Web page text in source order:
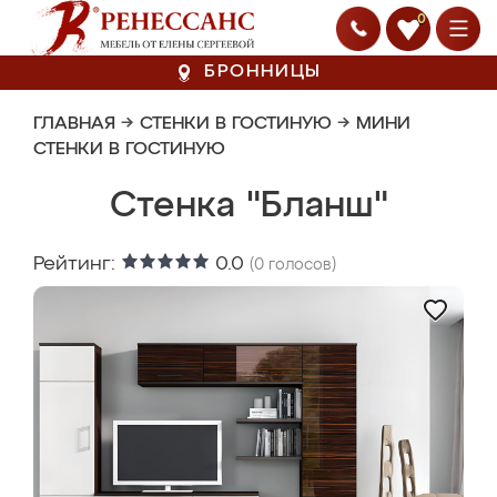
0
БРОННИЦЫ
ГЛАВНАЯ → СТЕНКИ В ГОСТИНУЮ → МИНИ
СТЕНКИ В ГОСТИНУЮ
Стенка "Бланш"
Рейтинг: 0.0 (0 голосов)